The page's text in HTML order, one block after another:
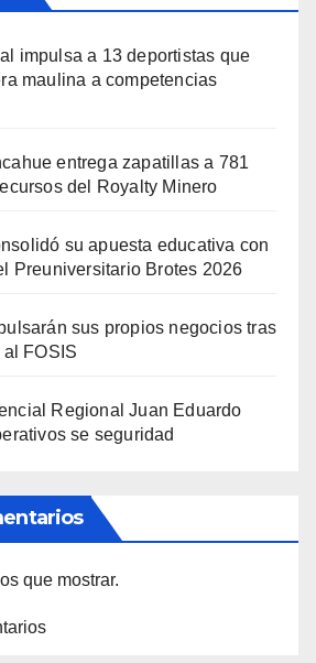
impulsa a 13 deportistas que
maulina a competencias
entrega zapatillas a 781
del Royalty Minero
su apuesta educativa con
Preuniversitario Brotes 2026
sus propios negocios tras
FOSIS
Regional Juan Eduardo
se seguridad
que mostrar.